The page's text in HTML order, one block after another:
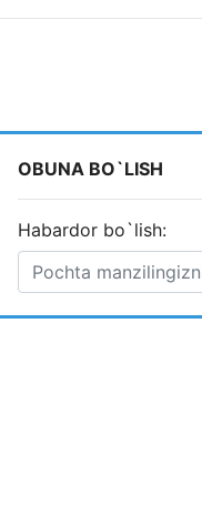
OBUNA BO`LISH
Habardor bo`lish: